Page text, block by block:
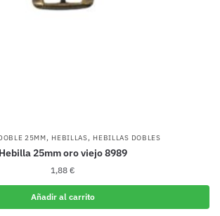
25MM, HEBILLAS, HEBILLAS DOBLES
Hebilla 25mm oro viejo 8989
1,88 €
Añadir al carrito